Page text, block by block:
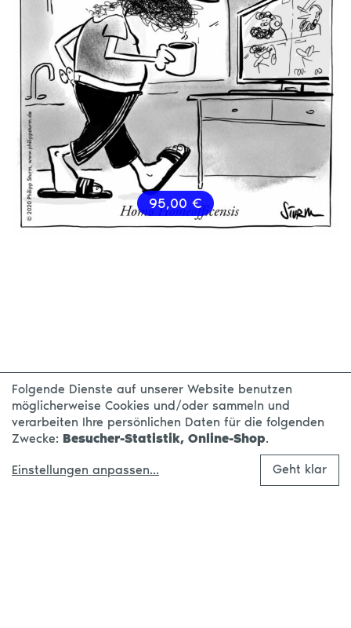
95,00 €
Folgende Dienste auf unserer Website benutzen
möglicherweise Cookies und/oder sammeln und
verarbeiten Ihre persönlichen Daten für die folgenden
Zwecke: Besucher-Statistik, Online-Shop.
Einstellungen anpassen... Geht klar